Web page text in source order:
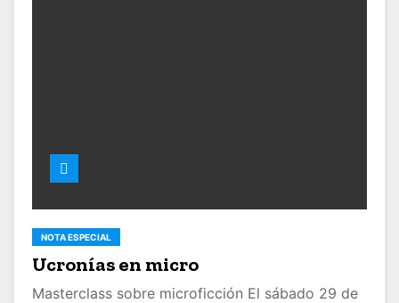
NOTA ESPECIAL
Ucronías en micro
Masterclass sobre microficción El sábado 29 de